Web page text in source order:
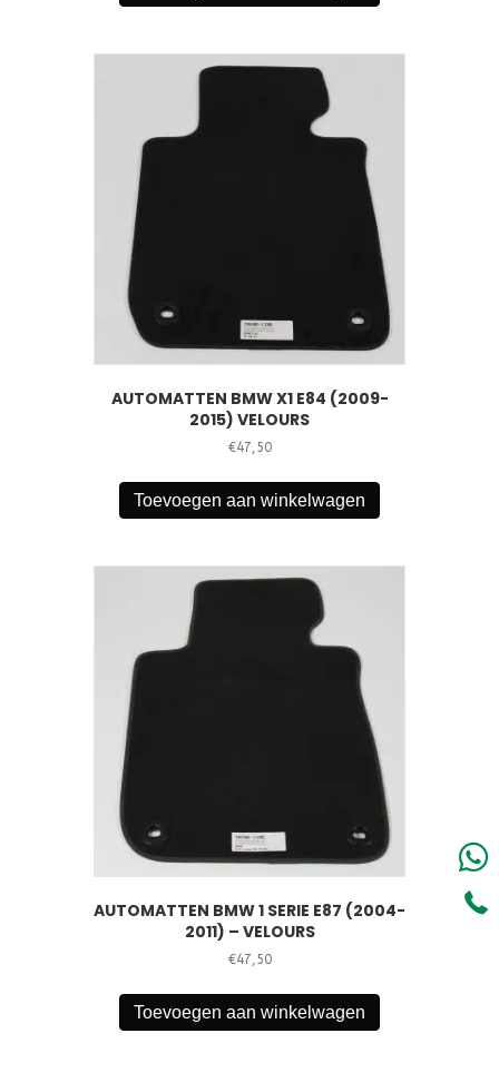
AUTOMATTEN BMW X1 E84 (2009-
2015) VELOURS
€47,50
Toevoegen aan winkelwagen
AUTOMATTEN BMW 1 SERIE E87 (2004-
2011) – VELOURS
€47,50
Toevoegen aan winkelwagen